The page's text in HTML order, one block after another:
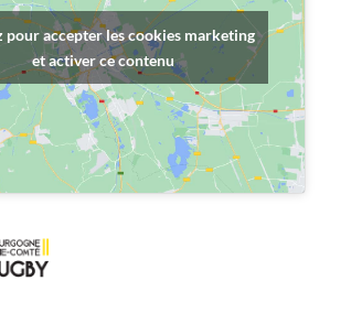
pour accepter les cookies marketing
et activer ce contenu